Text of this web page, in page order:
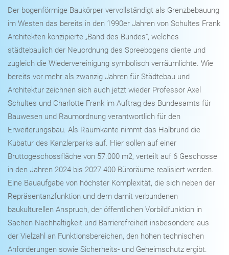
Der bogenförmige Baukörper vervollständigt als Grenzbebauung
im Westen das bereits in den 1990er Jahren von Schultes Frank
Architekten konzipierte „Band des Bundes“, welches
städtebaulich der Neuordnung des Spreebogens diente und
zugleich die Wiedervereinigung symbolisch verräumlichte. Wie
bereits vor mehr als zwanzig Jahren für Städtebau und
Architektur zeichnen sich auch jetzt wieder Professor Axel
Schultes und Charlotte Frank im Auftrag des Bundesamts für
Bauwesen und Raumordnung verantwortlich für den
Erweiterungsbau. Als Raumkante nimmt das Halbrund die
Kubatur des Kanzlerparks auf. Hier sollen auf einer
Bruttogeschossfläche von 57.000 m2, verteilt auf 6 Geschosse
in den Jahren 2024 bis 2027 400 Büroräume realisiert werden.
Eine Bauaufgabe von höchster Komplexität, die sich neben der
Repräsentanzfunktion und dem damit verbundenen
baukulturellen Anspruch, der öffentlichen Vorbildfunktion in
Sachen Nachhaltigkeit und Barrierefreiheit insbesondere aus
der Vielzahl an Funktionsbereichen, den hohen technischen
Anforderungen sowie Sicherheits- und Geheimschutz ergibt.